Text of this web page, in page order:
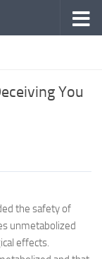
You
the safety of
unmetabolized
effects.